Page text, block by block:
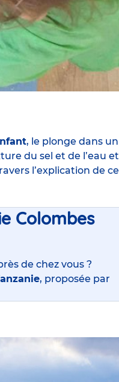
, le plonge dans un
du sel et de l’eau et
l’explication de ce
Colombes
de chez vous ?
, proposée par